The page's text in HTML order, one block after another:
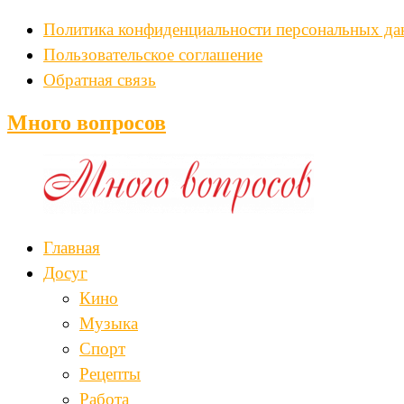
Политика конфиденциальности персональных
Пользовательское соглашение
Обратная связь
Много вопросов
Главная
Досуг
Кино
Музыка
Спорт
Рецепты
Работа